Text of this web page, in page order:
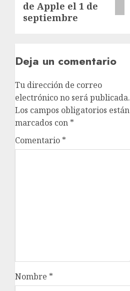
de Apple el 1 de
septiembre
Deja un comentario
Tu dirección de correo
electrónico no será publicada.
Los campos obligatorios están
marcados con *
Comentario *
Nombre *